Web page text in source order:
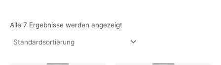
Alle 7 Ergebnisse werden angezeigt